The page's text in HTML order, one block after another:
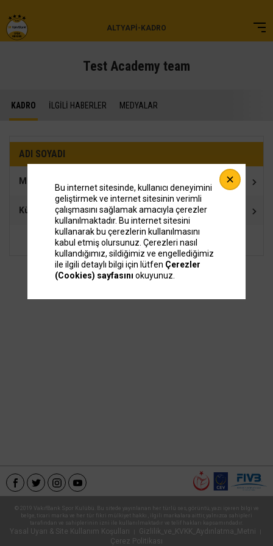
ALTYAPI-KADRO
Test Academy team
KADRO İLGİLİ HABERLER MEDYALAR
ADI SOYADI
Melis Gürkaynak
Kübra Akman
© 2019 VakıfBank Spor Kulübü. Bu sitede yayınlanan her türlü ses, görüntü, yazı içeren bilgi ve
belge, ticari marka ve her tür fikri mülkiyet hakkı , ilgili markalara aittir, yalnızca sahipleri
tarafından ve sahiplerinin izni ile kullanılmaktadır ve telif hakları kapsamındadır.
Yasal Uyarı & Site Kullanım Koşulları Gizlilik_ve_KVKK_Aydınlatma_Metni
Çerez Politikası
Bu internet sitesinde, kullanıcı deneyimini
geliştirmek ve internet sitesinin verimli
çalışmasını sağlamak amacıyla çerezler
kullanılmaktadır. Bu internet sitesini
kullanarak bu çerezlerin kullanılmasını
kabul etmiş olursunuz. Çerezleri nasıl
kullandığımız, sildiğimiz ve engellediğimiz
ile ilgili detaylı bilgi için lütfen Çerezler
(Cookies) sayfasını okuyunuz.